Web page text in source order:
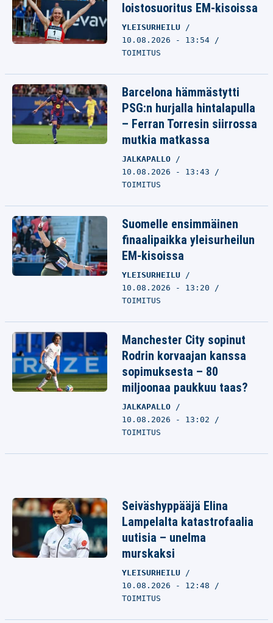
loistosuoritus EM-kisoissa
YLEISURHEILU
10.08.2026 - 13:54
TOIMITUS
Barcelona hämmästytti
PSG:n hurjalla hintalapulla
– Ferran Torresin siirrossa
mutkia matkassa
JALKAPALLO
10.08.2026 - 13:43
TOIMITUS
Suomelle ensimmäinen
finaalipaikka yleisurheilun
EM-kisoissa
YLEISURHEILU
10.08.2026 - 13:20
TOIMITUS
Manchester City sopinut
Rodrin korvaajan kanssa
sopimuksesta – 80
miljoonaa paukkuu taas?
JALKAPALLO
10.08.2026 - 13:02
TOIMITUS
Seiväshyppääjä Elina
Lampelalta katastrofaalia
uutisia – unelma
murskaksi
YLEISURHEILU
10.08.2026 - 12:48
TOIMITUS